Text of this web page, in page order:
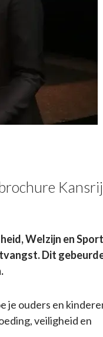
Welzijn en
Dit
je ouders en
veiligheid en